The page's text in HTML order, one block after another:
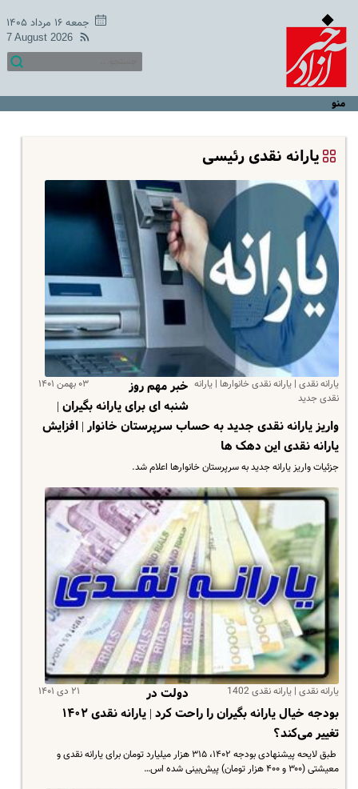
جمعه ۱۶ مرداد ۱۴۰۵
7 August 2026
منو
یارانه نقدی رئیسی
یارانه نقدی | یارانه نقدی خانوارها | یارانه
نقدی جدید
۰۳ بهمن ۱۴۰۱
خبر مهم روز
شنبه ای برای یارانه بگیران |
واریز یارانه نقدی جدید به حساب سرپرستان خانوار | افزایش
یارانه نقدی این دهک ها
جزئیات واریز یارانه جدید به سرپرستان خانوارها اعلام شد.
یارانه نقدی | یارانه نقدی 1402 ۲۱ دی ۱۴۰۱
دولت در
بودجه خیال یارانه بگیران را راحت کرد | یارانه نقدی ۱۴۰۲
تغییر می‌کند؟
طبق لایحه پیشنهادی بودجه ۱۴۰۲، ۳۱۵ هزار میلیارد تومان برای یارانه نقدی و
معیشتی (۳۰۰ و ۴۰۰ هزار تومان) پیش‌بینی شده اس…